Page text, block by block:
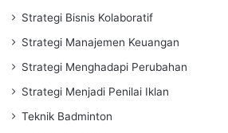
Strategi Bisnis Kolaboratif
Strategi Manajemen Keuangan
Strategi Menghadapi Perubahan
Strategi Menjadi Penilai Iklan
Teknik Badminton